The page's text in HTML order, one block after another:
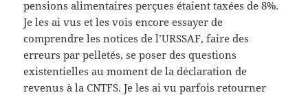
pensions alimentaires perçues étaient taxées de 8%.
Je les ai vus et les vois encore essayer de
comprendre les notices de l’URSSAF, faire des
erreurs par pelletés, se poser des questions
existentielles au moment de la déclaration de
revenus à la CNTFS. Je les ai vu parfois retourner